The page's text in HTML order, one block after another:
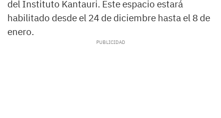
del Instituto Kantauri. Este espacio estará
habilitado desde el 24 de diciembre hasta el 8 de
enero.